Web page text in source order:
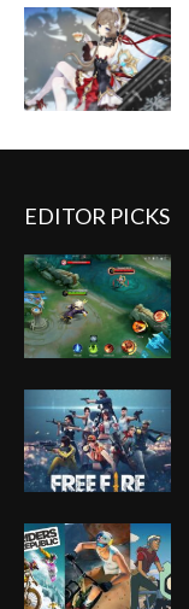
EDITOR PICKS